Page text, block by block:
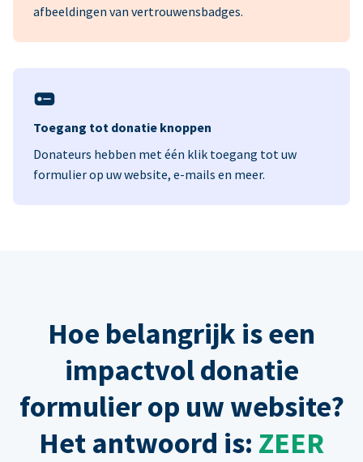
afbeeldingen van vertrouwensbadges.
Toegang tot donatie knoppen
Donateurs hebben met één klik toegang tot uw
formulier op uw website, e-mails en meer.
Hoe belangrijk is een
impactvol donatie
formulier op uw website?
Het antwoord is: ZEER